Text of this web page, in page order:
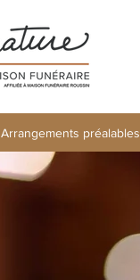
Arrangements préalables